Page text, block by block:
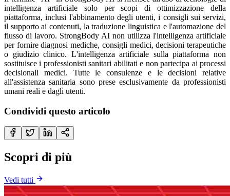
intelligenza artificiale solo per scopi di ottimizzazione della
piattaforma, inclusi l'abbinamento degli utenti, i consigli sui servizi,
il supporto ai contenuti, la traduzione linguistica e l'automazione del
flusso di lavoro. StrongBody AI non utilizza l'intelligenza artificiale
per fornire diagnosi mediche, consigli medici, decisioni terapeutiche
o giudizio clinico. L'intelligenza artificiale sulla piattaforma non
sostituisce i professionisti sanitari abilitati e non partecipa ai processi
decisionali medici. Tutte le consulenze e le decisioni relative
all'assistenza sanitaria sono prese esclusivamente da professionisti
umani reali e dagli utenti.
Condividi questo articolo
Scopri di più
Vedi tutti